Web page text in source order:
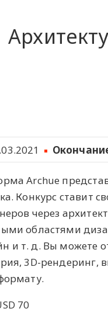
Archue
Конкурс ставит
через
областями
т. д. Вы можете
3D-рендеринг,
70